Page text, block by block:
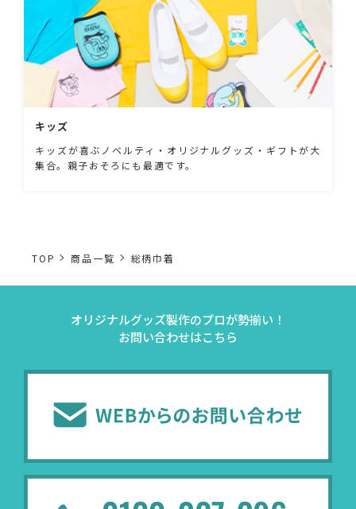
キッズ
キッズが喜ぶノベルティ・オリジナルグッズ・ギフトが大
集合。親子おそろにも最適です。
TOP 商品一覧 総柄巾着
オリジナルグッズ製作のプロが勢揃い！
お問い合わせはこちら